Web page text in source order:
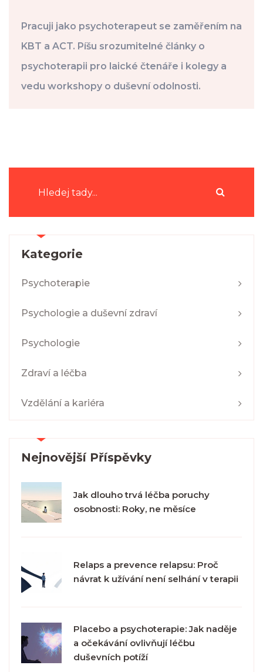
Pracuji jako psychoterapeut se zaměřením na
KBT a ACT. Píšu srozumitelné články o
psychoterapii pro laické čtenáře i kolegy a
vedu workshopy o duševní odolnosti.
Kategorie
Psychoterapie
Psychologie a duševní zdraví
Psychologie
Zdraví a léčba
Vzdělání a kariéra
Nejnovější Příspěvky
Jak dlouho trvá léčba poruchy
osobnosti: Roky, ne měsíce
Relaps a prevence relapsu: Proč
návrat k užívání není selhání v terapii
Placebo a psychoterapie: Jak naděje
a očekávání ovlivňují léčbu
duševních potíží